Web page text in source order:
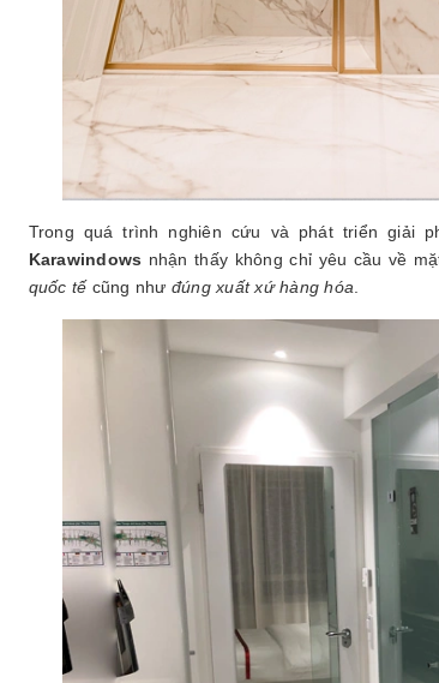
Trong quá trình nghiên cứu và phát triển giải
Karawindows nhận thấy không chỉ yêu cầu về
quốc tếcũng như đúng xuất xứ hàng hóa